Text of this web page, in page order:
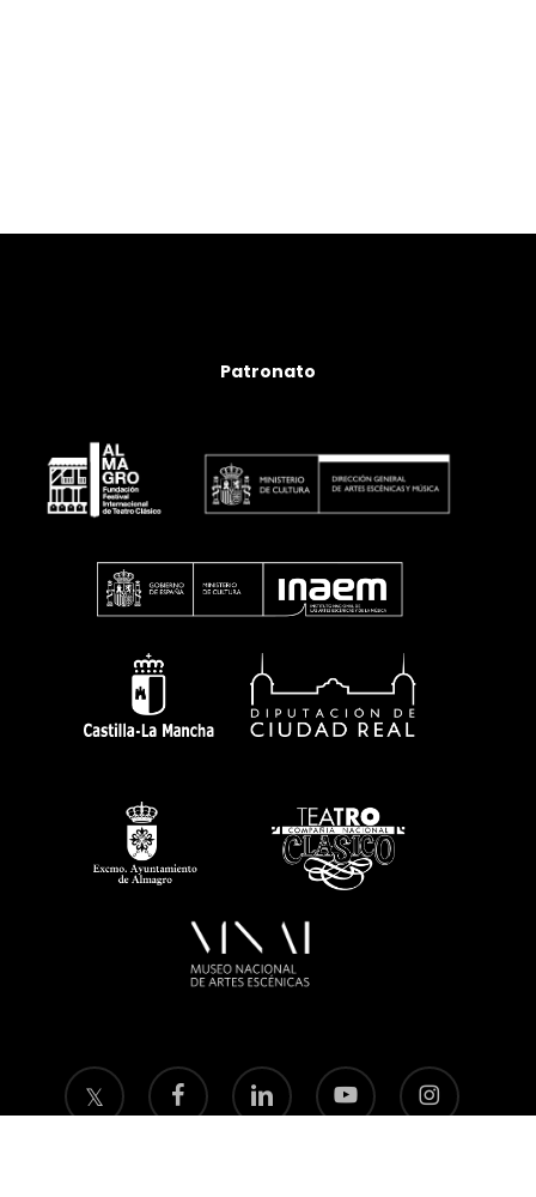
Patronato
twitter facebook linkedin youtube instagram